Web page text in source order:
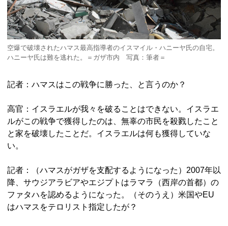
空爆で破壊されたハマス最高指導者のイスマイル・ハニーヤ氏の自宅。
ハニーヤ氏は難を逃れた。＝ガザ市内 写真：筆者＝
記者：ハマスはこの戦争に勝った、と言うのか？
高官：イスラエルが我々を破ることはできない。イスラエ
ルがこの戦争で獲得したのは、無辜の市民を殺戮したこと
と家を破壊したことだ。イスラエルは何も獲得していな
い。
記者：（ハマスがガザを支配するようになった）2007年以
降、サウジアラビアやエジプトはラマラ（西岸の首都）の
ファタハを認めるようになった。（そのうえ）米国やEU
はハマスをテロリスト指定したが？